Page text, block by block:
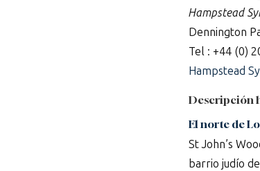
Hampstead
Dennington
Tel : +44 (0)
Hampstead
Descripción
El norte de
St John’s
barrio judío